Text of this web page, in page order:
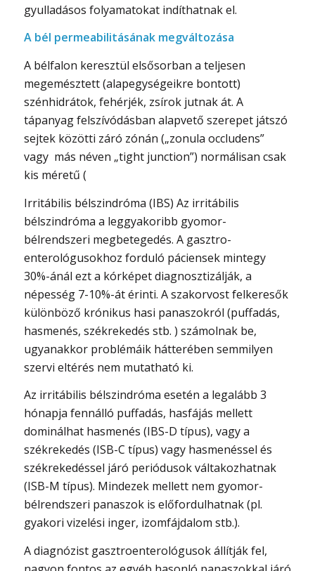
gyulladásos folyamatokat indíthatnak el.
A bél permeabilitásának megváltozása
A bélfalon keresztül elsősorban a teljesen
megemésztett (alapegységeikre bontott)
szénhidrátok, fehérjék, zsírok jutnak át. A
tápanyag felszívódásban alapvető szerepet játszó
sejtek közötti záró zónán („zonula occludens”
vagy más néven „tight junction”) normálisan csak
kis méretű (
Irritábilis bélszindróma (IBS) Az irritábilis
bélszindróma a leggyakoribb gyomor-
bélrendszeri megbetegedés. A gasztro-
enterológusokhoz forduló páciensek mintegy
30%-ánál ezt a kórképet diagnosztizálják, a
népesség 7-10%-át érinti. A szakorvost felkeresők
különböző krónikus hasi panaszokról (puffadás,
hasmenés, székrekedés stb. ) számolnak be,
ugyanakkor problémáik hátterében semmilyen
szervi eltérés nem mutatható ki.
Az irritábilis bélszindróma esetén a legalább 3
hónapja fennálló puffadás, hasfájás mellett
dominálhat hasmenés (IBS-D típus), vagy a
székrekedés (ISB-C típus) vagy hasmenéssel és
székrekedéssel járó periódusok váltakozhatnak
(ISB-M típus). Mindezek mellett nem gyomor-
bélrendszeri panaszok is előfordulhatnak (pl.
gyakori vizelési inger, izomfájdalom stb.).
A diagnózist gasztroenterológusok állítják fel,